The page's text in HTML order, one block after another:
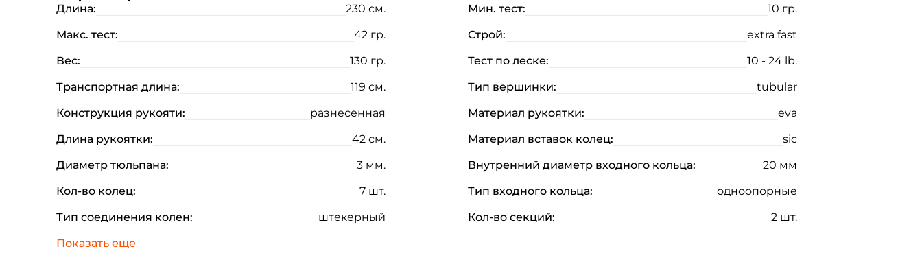
Длина: 230 см. Мин. тест:
10 гр.
Макс. тест:
42 гр. Строй:
extra fast
Вес:
130 гр. Тест по леске:
10 - 24 lb.
Транспортная длина:
119 см. Тип вершинки:
tubular
Конструкция рукояти:
разнесенная Материал рукоятки:
eva
Длина рукоятки:
42 см. Материал вставок колец:
sic
Диаметр тюльпана:
3 мм. Внутренний диаметр входного кольца:
20 мм
Кол-во колец:
7 шт. Тип входного кольца:
одноопорные
Тип соединения колен:
штекерный Кол-во секций: 2 шт.
Создать аккаунт
ФИО: *